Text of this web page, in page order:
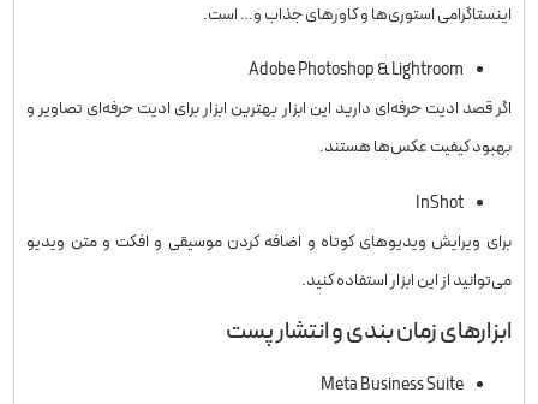
اینستاگرامی استوری‌ها و کاورهای جذاب و… است.
Adobe Photoshop & Lightroom
اگر قصد ادیت حرفه‌ای دارید این ابزار بهترین ابزار برای ادیت حرفه‌ای تصاویر و
بهبود کیفیت عکس‌ها هستند.
InShot
برای ویرایش ویدیوهای کوتاه و اضافه کردن موسیقی و افکت و متن ویدیو
می‌توانید از این ابزار استفاده کنید.
ابزارهای زمان بندی و انتشار پست
Meta Business Suite